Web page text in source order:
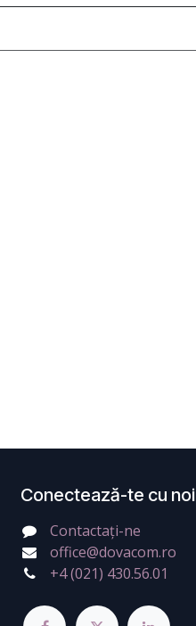
Conectează-te cu noi
Contactați-ne
office@dovacom.ro
+4 (021) 430.56.01